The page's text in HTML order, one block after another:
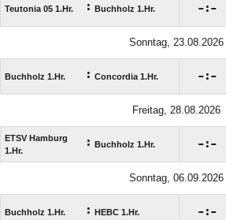
Teutonia 05 1.Hr. : Buchholz 1.Hr. :
Sonntag, 23.08.2026
Buchholz 1.Hr. : Concordia 1.Hr. :
Freitag, 28.08.2026
ETSV Hamburg
1.Hr.
: Buchholz 1.Hr. :
Sonntag, 06.09.2026
Buchholz 1.Hr. : HEBC 1.Hr. :